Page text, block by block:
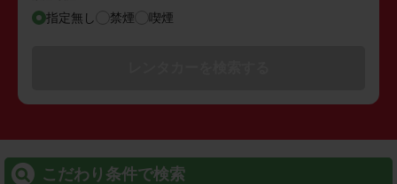
指定無し 禁煙 喫煙
こだわり条件で検索